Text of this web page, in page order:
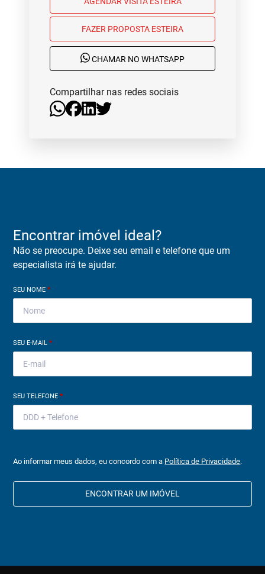
FAZER PROPOSTA ESTEIRA
CHAMAR NO WHATSAPP
Compartilhar nas redes sociais
Encontrar imóvel ideal?
Não se preocupe. Deixe seu email e telefone que um
especialista irá te ajudar.
SEU NOME*
SEU E-MAIL*
SEU TELEFONE*
Ao informar meus dados, eu concordo com a Política de Privacidade.
ENCONTRAR UM IMÓVEL